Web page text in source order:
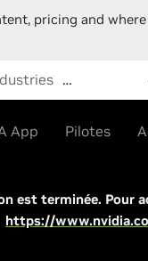
pricing and
…
App Pilotes
est terminée. Pour
https://